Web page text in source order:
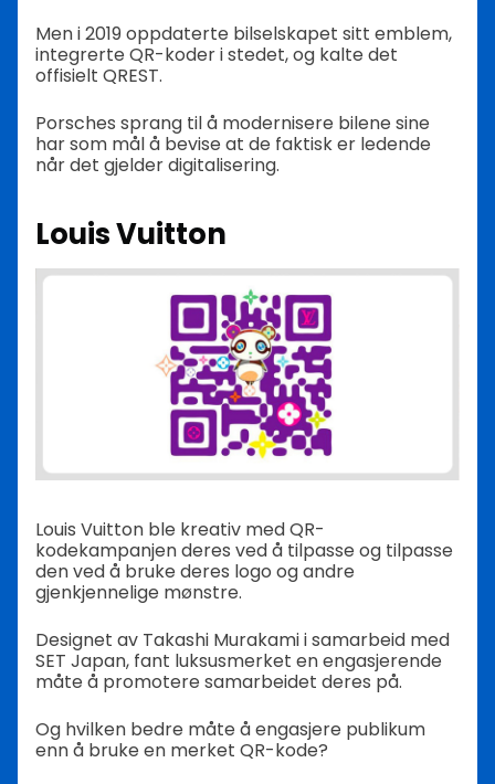
Men i 2019 oppdaterte bilselskapet sitt emblem,
integrerte QR-koder i stedet, og kalte det
offisielt QREST.
Porsches sprang til å modernisere bilene sine
har som mål å bevise at de faktisk er ledende
når det gjelder digitalisering.
Louis Vuitton
Louis Vuitton ble kreativ med QR-
kodekampanjen deres ved å tilpasse og tilpasse
den ved å bruke deres logo og andre
gjenkjennelige mønstre.
Designet av Takashi Murakami i samarbeid med
SET Japan, fant luksusmerket en engasjerende
måte å promotere samarbeidet deres på.
Og hvilken bedre måte å engasjere publikum
enn å bruke en merket QR-kode?